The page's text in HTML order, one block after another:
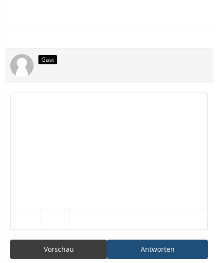
Gast
Antworten
Vorschau